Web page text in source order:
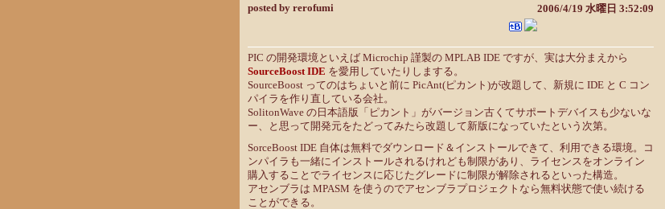
posted by rerofumi 2006/4/19 水曜日 3:52:09
PIC の開発環境といえば Microchip 謹製の MPLAB IDE ですが、実は大分まえから
SourceBoost IDE を愛用していたりしまする。
SourceBoost ってのはちょいと前に PicAnt(ピカント)が改題して、新規に IDE と C コン
パイラを作り直している会社。
SolitonWave の日本語版「ピカント」がバージョン古くてサポートデバイスも少ないな
ー、と思って開発元をたどってみたら改題して新版になっていたという次第。
SorceBoost IDE 自体は無料でダウンロード＆インストールできて、利用できる環境。コ
ンパイラも一緒にインストールされるけれども制限があり、ライセンスをオンライン
購入することでライセンスに応じたグレードに制限が解除されるといった構造。
アセンブラは MPASM を使うのでアセンブラプロジェクトなら無料状態で使い続ける
ことができる。